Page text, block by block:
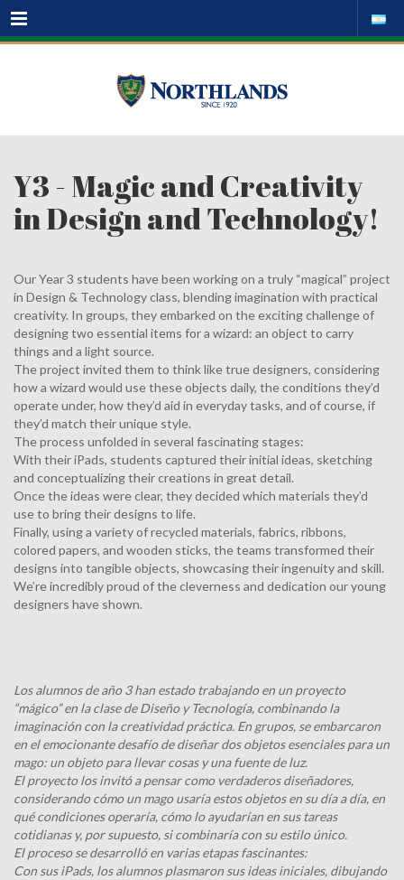
Menu
Y3 - Magic and Creativity
in Design and Technology!
Our Year 3 students have been working on a truly “magical” project
in Design & Technology class, blending imagination with practical
creativity. In groups, they embarked on the exciting challenge of
designing two essential items for a wizard: an object to carry
things and a light source.
The project invited them to think like true designers, considering
how a wizard would use these objects daily, the conditions they’d
operate under, how they’d aid in everyday tasks, and of course, if
they’d match their unique style.
The process unfolded in several fascinating stages:
With their iPads, students captured their initial ideas, sketching
and conceptualizing their creations in great detail.
Once the ideas were clear, they decided which materials they’d
use to bring their designs to life.
Finally, using a variety of recycled materials, fabrics, ribbons,
colored papers, and wooden sticks, the teams transformed their
designs into tangible objects, showcasing their ingenuity and skill.
We’re incredibly proud of the cleverness and dedication our young
designers have shown.
Los alumnos de año 3 han estado trabajando en un proyecto
“mágico” en la clase de Diseño y Tecnología, combinando la
imaginación con la creatividad práctica. En grupos, se embarcaron
en el emocionante desafío de diseñar dos objetos esenciales para un
mago: un objeto para llevar cosas y una fuente de luz.
El proyecto los invitó a pensar como verdaderos diseñadores,
considerando cómo un mago usaría estos objetos en su día a día, en
qué condiciones operaría, cómo lo ayudarían en sus tareas
cotidianas y, por supuesto, si combinaría con su estilo único.
El proceso se desarrolló en varias etapas fascinantes:
Con sus iPads, los alumnos plasmaron sus ideas iniciales, dibujando